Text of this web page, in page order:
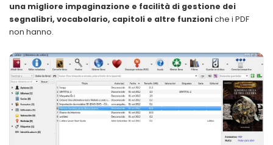
una migliore impaginazione e facilità di gestione dei
segnalibri, vocabolario, capitoli e altre funzioniche i PDF
non hanno.